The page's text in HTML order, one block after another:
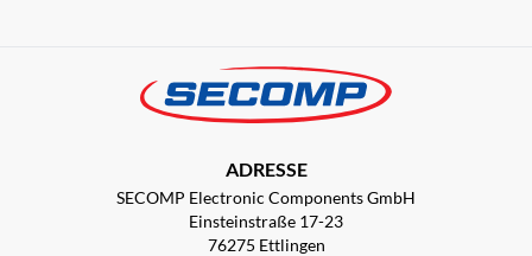
ADRESSE
SECOMP Electronic Components GmbH
Einsteinstraße 17-23
76275 Ettlingen